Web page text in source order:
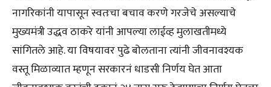
नागरिकांनी यापासून स्वतःचा बचाव करणे गरजेचे असल्याचे
मुख्यमंत्री उद्धव ठाकरे यांनी आपल्या लाईव्ह मुलाखतीमध्ये
सांगितले आहे. या विषयावर पुढे बोलताना त्यांनी जीवनावश्यक
वस्तू मिळाव्यात म्हणून सरकारनं धाडसी निर्णय घेत आता